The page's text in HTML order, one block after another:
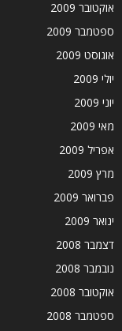
אוקטובר 2009
ספטמבר 2009
אוגוסט 2009
יולי 2009
יוני 2009
מאי 2009
אפריל 2009
מרץ 2009
פברואר 2009
ינואר 2009
דצמבר 2008
נובמבר 2008
אוקטובר 2008
ספטמבר 2008